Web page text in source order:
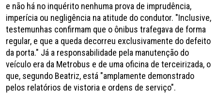
e não há no inquérito nenhuma prova de imprudência,
imperícia ou negligência na atitude do condutor. "Inclusive,
testemunhas confirmam que o ônibus trafegava de forma
regular, e que a queda decorreu exclusivamente do defeito
da porta." Já a responsabilidade pela manutenção do
veículo era da Metrobus e de uma oficina de terceirizada, o
que, segundo Beatriz, está "amplamente demonstrado
pelos relatórios de vistoria e ordens de serviço".